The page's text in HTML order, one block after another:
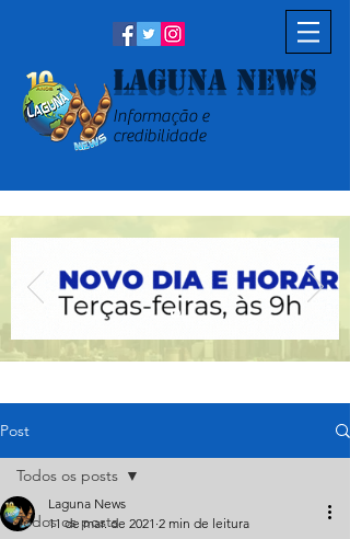
Laguna News
Informação e
credibilidade
Post
Todos os posts
Todos os posts
Laguna News
11 de mar. de 2021 2 min de leitura